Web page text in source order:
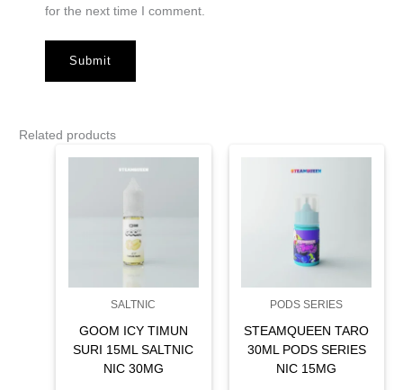
for the next time I comment.
Related products
SALTNIC
GOOM ICY TIMUN
SURI 15ML SALTNIC
NIC 30MG
PODS SERIES
STEAMQUEEN TARO
30ML PODS SERIES
NIC 15MG